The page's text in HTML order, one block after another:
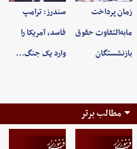
زمان پرداخت
مابه‌التفاوت حقوق
بازنشستگان
سندرز: ترامپ
فاسد، آمریکا را
وارد یک جنگ…
مطالب برتر